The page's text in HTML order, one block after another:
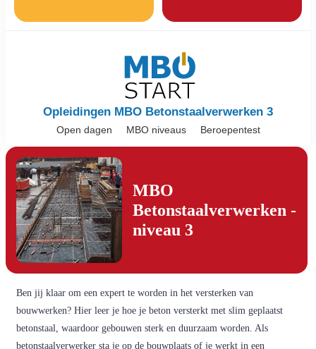
Opleidingen MBO Betonstaalverwerken 3
Open dagen MBO niveaus Beroepentest
MBO
Betonstaalverwerken -
niveau 3
Ben jij klaar om een expert te worden in het versterken van
bouwwerken? Hier leer je hoe je beton versterkt met slim geplaatst
betonstaal, waardoor gebouwen sterk en duurzaam worden. Als
betonstaalverwerker sta je op de bouwplaats of je werkt in een